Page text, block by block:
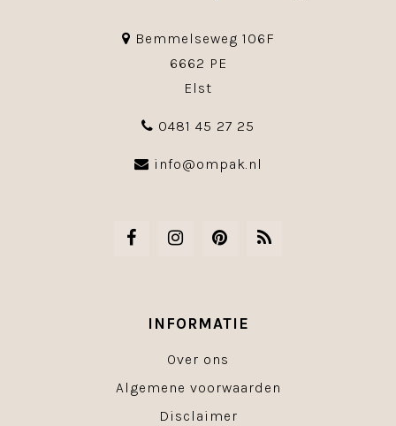
Bemmelseweg 106F
6662 PE
Elst
0481 45 27 25
info@ompak.nl
INFORMATIE
Over ons
Algemene voorwaarden
Disclaimer